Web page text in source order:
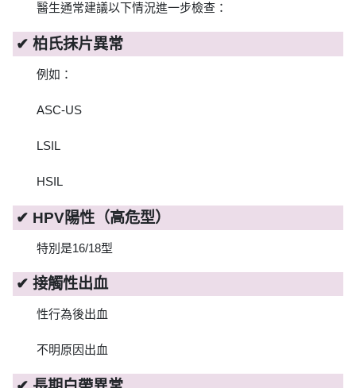
醫生通常建議以下情況進一步檢查：
✔ 柏氏抹片異常
例如：
ASC-US
LSIL
HSIL
✔ HPV陽性（高危型）
特別是16/18型
✔ 接觸性出血
性行為後出血
不明原因出血